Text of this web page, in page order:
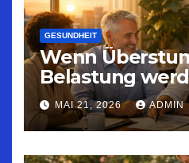
GESUNDHEIT
Wenn
Belastung
Strategien für
MAI 21, 2026 ADMIN